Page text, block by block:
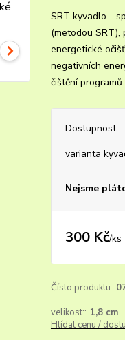
SRT kyvadlo -
(metodou SRT),
energetické
negativních
čištění
Dostupnost
varianta
Nejsme
300 Kč/ks
Číslo produktu:
velikost:: 1,8 cm
Hlídat cenu /